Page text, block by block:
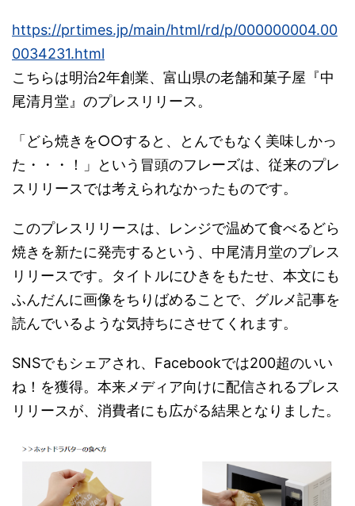
https://prtimes.jp/main/html/rd/p/000000004.00
0034231.html
こちらは明治2年創業、富山県の老舗和菓子屋『中
尾清月堂』のプレスリリース。
「どら焼きを○○すると、とんでもなく美味しかっ
た・・・！」という冒頭のフレーズは、従来のプレ
スリリースでは考えられなかったものです。
このプレスリリースは、レンジで温めて食べるどら
焼きを新たに発売するという、中尾清月堂のプレス
リリースです。タイトルにひきをもたせ、本文にも
ふんだんに画像をちりばめることで、グルメ記事を
読んでいるような気持ちにさせてくれます。
SNSでもシェアされ、Facebookでは200超のいい
ね！を獲得。本来メディア向けに配信されるプレス
リリースが、消費者にも広がる結果となりました。